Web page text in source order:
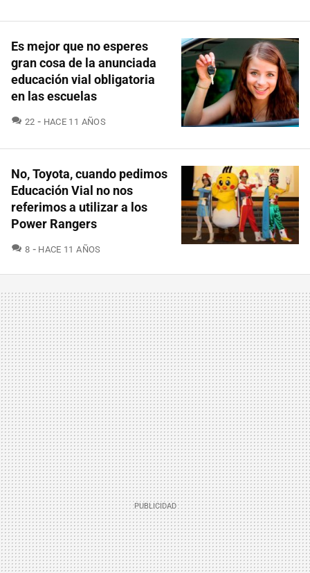
Es mejor que no esperes
gran cosa de la anunciada
educación vial obligatoria
en las escuelas
22 COMENTARIOS
HACE 11 AÑOS
No, Toyota, cuando pedimos
Educación Vial no nos
referimos a utilizar a los
Power Rangers
8 COMENTARIOS
HACE 11 AÑOS